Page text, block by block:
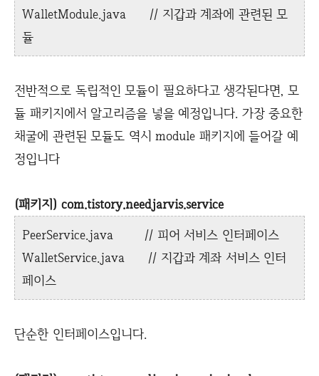
WalletModule.java // 지갑과 계좌에 관련된 모
듈
전반적으로 독립적인 모듈이 필요하다고 생각된다면, 모
듈 패키지에서 알고리즘을 넣을 예정입니다. 가장 중요한
채굴에 관련된 모듈도 역시 module 패키지에 들어갈 예
정입니다
(패키지) com.tistory.needjarvis.service
PeerService.java // 피어 서비스 인터페이스
WalletService.java // 지갑과 계좌 서비스 인터
페이스
단순한 인터페이스입니다.